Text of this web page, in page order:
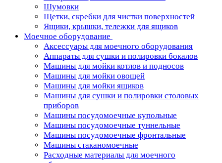
Шумовки
Щетки, скребки для чистки поверхностей
Ящики, крышки, тележки для ящиков
Моечное оборудование
Аксессуары для моечного оборудования
Аппараты для сушки и полировки бокалов
Машины для мойки котлов и подносов
Машины для мойки овощей
Машины для мойки ящиков
Машины для сушки и полировки столовых
приборов
Машины посудомоечные купольные
Машины посудомоечные туннельные
Машины посудомоечные фронтальные
Машины стаканомоечные
Расходные материалы для моечного